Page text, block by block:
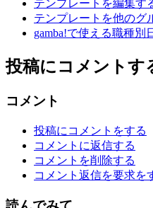
テンプレートを編集す
テンプレートを他のグ
gamba!で使える職種別
投稿にコメントす
コメント
投稿にコメントをする
コメントに返信する
コメントを削除する
コメント返信を要求を